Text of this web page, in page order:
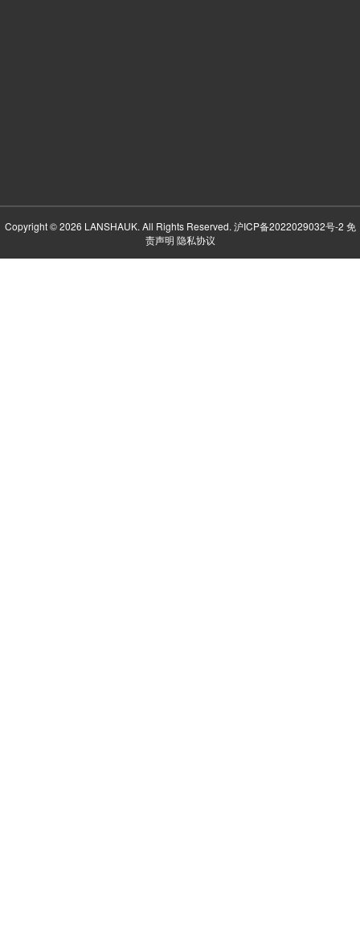
Copyright © 2026 LANSHAUK. All Rights Reserved. 沪ICP备2022029032号-2 免
责声明 隐私协议